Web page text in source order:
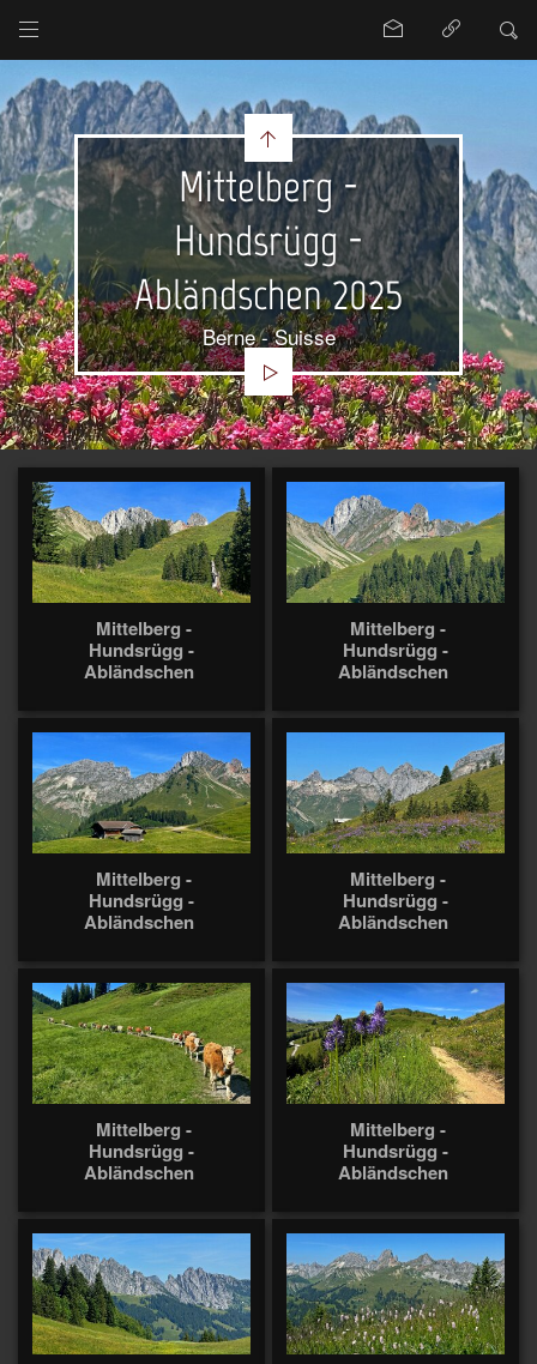
Mittelberg -
Hundsrügg -
Abländschen 2025
Berne - Suisse
Mittelberg -
Hundsrügg -
Abländschen
Mittelberg -
Hundsrügg -
Abländschen
Mittelberg -
Hundsrügg -
Abländschen
Mittelberg -
Hundsrügg -
Abländschen
Mittelberg -
Hundsrügg -
Abländschen
Mittelberg -
Hundsrügg -
Abländschen